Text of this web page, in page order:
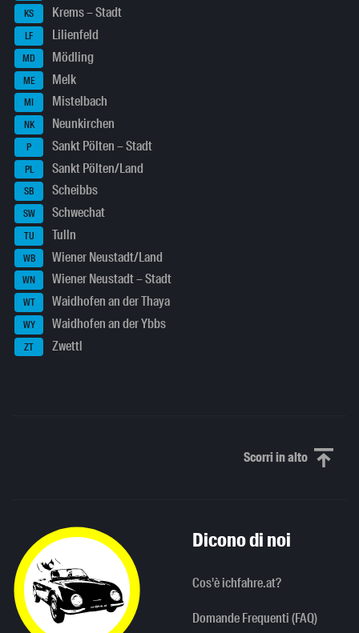
KS Krems – Stadt
LF Lilienfeld
MD Mödling
ME Melk
MI Mistelbach
NK Neunkirchen
P Sankt Pölten – Stadt
PL Sankt Pölten/Land
SB Scheibbs
SW Schwechat
TU Tulln
WB Wiener Neustadt/Land
WN Wiener Neustadt – Stadt
WT Waidhofen an der Thaya
WY Waidhofen an der Ybbs
ZT Zwettl
Scorri in altoScorri in alto
Dicono di noi
Cos'è ichfahre.at?
Domande Frequenti (FAQ)